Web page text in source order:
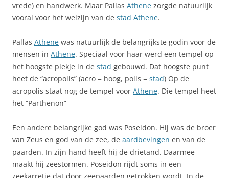
vrede) en handwerk. Maar Pallas Athene zorgde natuurlijk
vooral voor het welzijn van de stad Athene.
Pallas Athene was natuurlijk de belangrijkste godin voor de
mensen in Athene. Speciaal voor haar werd een tempel op
het hoogste plekje in de stad gebouwd. Dat hoogste punt
heet de “acropolis” (acro = hoog, polis = stad) Op de
acropolis staat nog de tempel voor Athene. Die tempel heet
het “Parthenon”
Een andere belangrijke god was Poseidon. Hij was de broer
van Zeus en god van de zee, de aardbevingen en van de
paarden. In zijn hand heeft hij de drietand. Daarmee
maakt hij zeestormen. Poseidon rijdt soms in een